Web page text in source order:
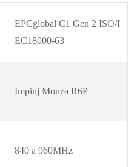
EPCglobal C1 Gen 2 ISO/I
EC18000-63
Impinj Monza R6P
840 a 960MHz